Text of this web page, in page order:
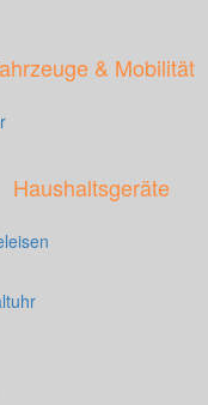
& Mobilität
Haushaltsgeräte